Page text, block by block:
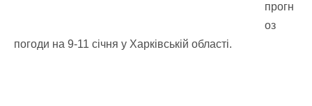
прогн
оз
погоди на 9-11 січня у Харківській області.